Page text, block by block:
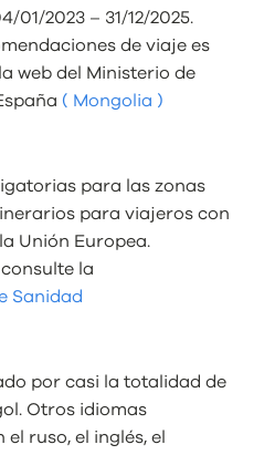
2023 – 31/12/2025.
de viaje es
web del Ministerio de
( Mongolia )
para las zonas
para viajeros con
Unión Europea.
la
Sanidad
por casi la totalidad de
Otros idiomas
ruso, el inglés, el